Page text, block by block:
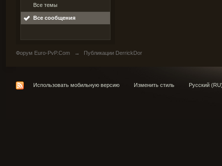
Все темы
Все сообщения
Форум Euro-PvP.Com → Публикации DerrickDor
Использовать мобильную версию Изменить стиль Русский